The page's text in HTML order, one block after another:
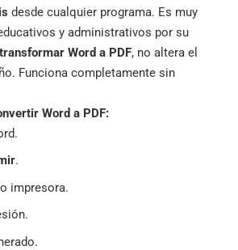
desde cualquier programa. Es muy
y administrativos por su
transformar Word a PDF, no altera el
Funciona completamente sin
Word a PDF:
.
impresora.